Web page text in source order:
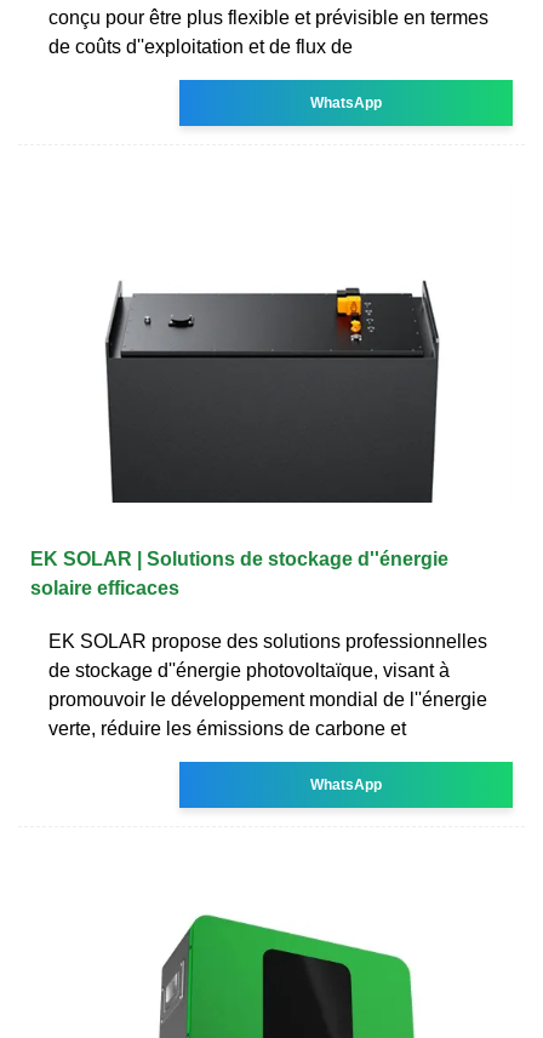
conçu pour être plus flexible et prévisible en termes
de coûts d''exploitation et de flux de
WhatsApp
EK SOLAR | Solutions de stockage d''énergie
solaire efficaces
EK SOLAR propose des solutions professionnelles
de stockage d''énergie photovoltaïque, visant à
promouvoir le développement mondial de l''énergie
verte, réduire les émissions de carbone et
WhatsApp